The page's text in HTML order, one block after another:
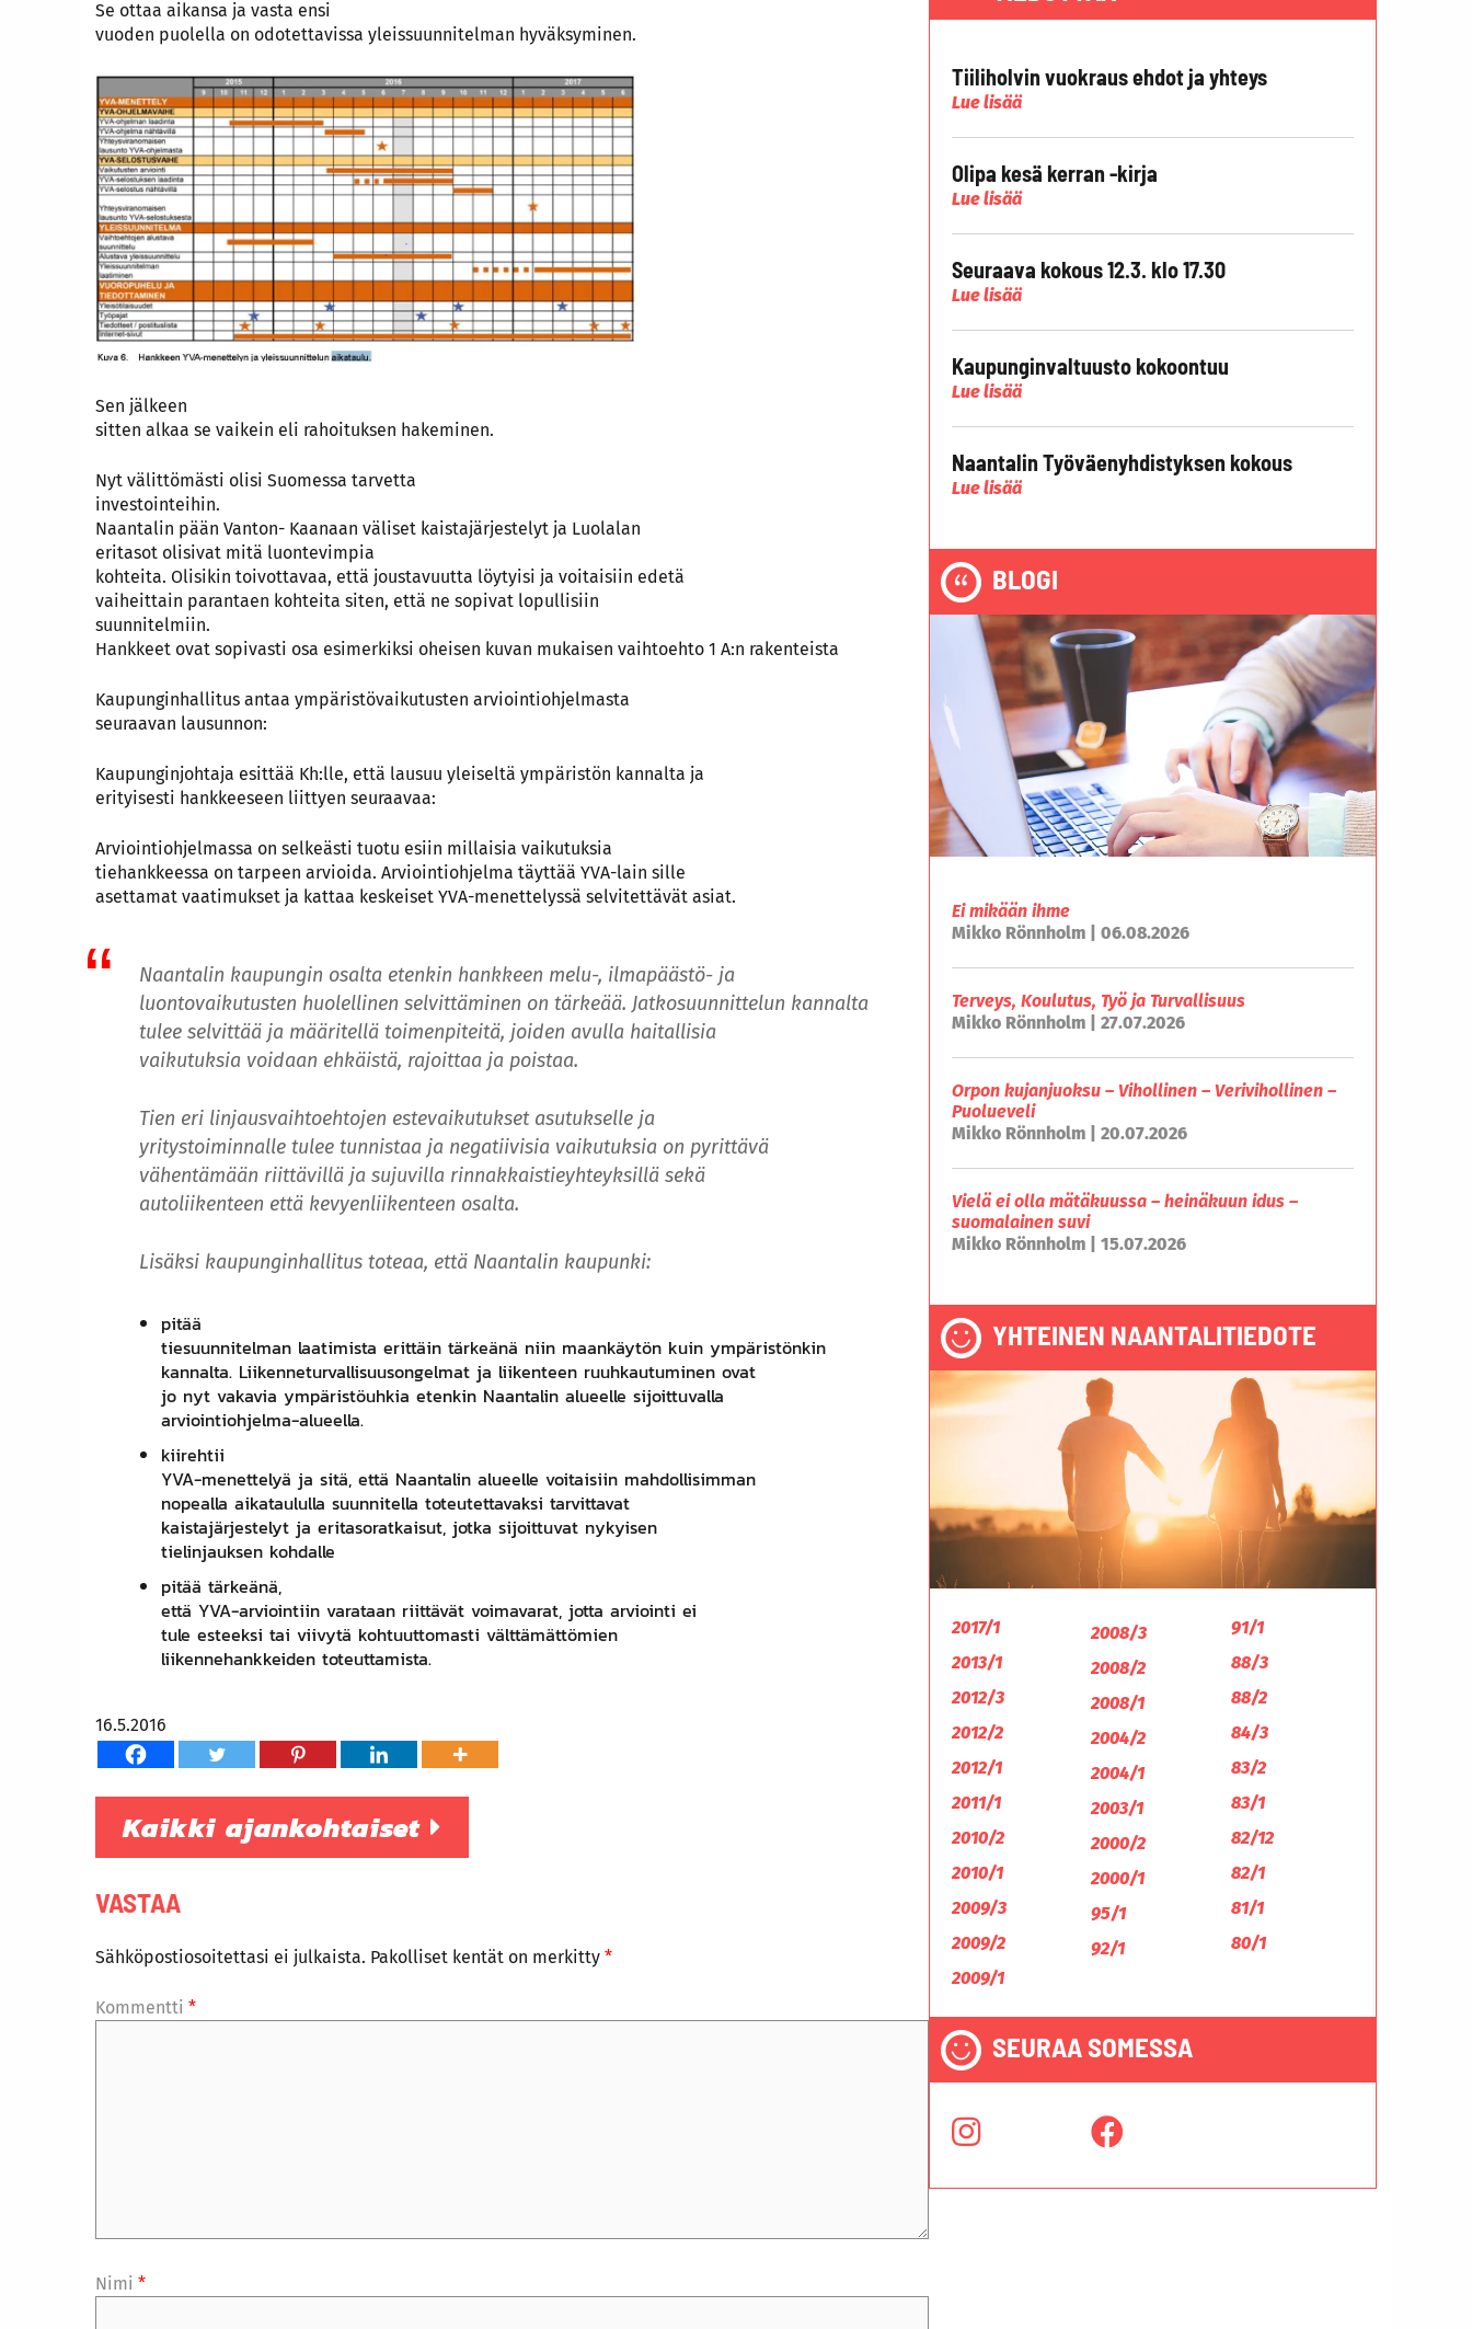
Se ottaa aikansa ja vasta ensi
vuoden puolella on odotettavissa yleissuunnitelman hyväksyminen.
Sen jälkeen
sitten alkaa se vaikein eli rahoituksen hakeminen.
Nyt välittömästi olisi Suomessa tarvetta
investointeihin.
Naantalin pään Vanton- Kaanaan väliset kaistajärjestelyt ja Luolalan
eritasot olisivat mitä luontevimpia
kohteita. Olisikin toivottavaa, että joustavuutta löytyisi ja voitaisiin edetä
vaiheittain parantaen kohteita siten, että ne sopivat lopullisiin
suunnitelmiin.
Hankkeet ovat sopivasti osa esimerkiksi oheisen kuvan mukaisen vaihtoehto 1 A:n rakenteista
Kaupunginhallitus antaa ympäristövaikutusten arviointiohjelmasta
seuraavan lausunnon:
Kaupunginjohtaja esittää Kh:lle, että lausuu yleiseltä ympäristön kannalta ja
erityisesti hankkeeseen liittyen seuraavaa:
Arviointiohjelmassa on selkeästi tuotu esiin millaisia vaikutuksia
tiehankkeessa on tarpeen arvioida. Arviointiohjelma täyttää YVA-lain sille
asettamat vaatimukset ja kattaa keskeiset YVA-menettelyssä selvitettävät asiat.
Naantalin kaupungin osalta etenkin hankkeen melu-, ilmapäästö- ja
luontovaikutusten huolellinen selvittäminen on tärkeää. Jatkosuunnittelun kannalta
tulee selvittää ja määritellä toimenpiteitä, joiden avulla haitallisia
vaikutuksia voidaan ehkäistä, rajoittaa ja poistaa.
Tien eri linjausvaihtoehtojen estevaikutukset asutukselle ja
yritystoiminnalle tulee tunnistaa ja negatiivisia vaikutuksia on pyrittävä
vähentämään riittävillä ja sujuvilla rinnakkaistieyhteyksillä sekä
autoliikenteen että kevyenliikenteen osalta.
Lisäksi kaupunginhallitus toteaa, että Naantalin kaupunki:
pitää
tiesuunnitelman laatimista erittäin tärkeänä niin maankäytön kuin ympäristönkin
kannalta. Liikenneturvallisuusongelmat ja liikenteen ruuhkautuminen ovat
jo nyt vakavia ympäristöuhkia etenkin Naantalin alueelle sijoittuvalla
arviointiohjelma-alueella.
kiirehtii
YVA-menettelyä ja sitä, että Naantalin alueelle voitaisiin mahdollisimman
nopealla aikataululla suunnitella toteutettavaksi tarvittavat
kaistajärjestelyt ja eritasoratkaisut, jotka sijoittuvat nykyisen
tielinjauksen kohdalle
pitää tärkeänä,
että YVA-arviointiin varataan riittävät voimavarat, jotta arviointi ei
tule esteeksi tai viivytä kohtuuttomasti välttämättömien
liikennehankkeiden toteuttamista.
16.5.2016
Kaikki ajankohtaiset
VASTAA
Sähköpostiosoitettasi ei julkaista. Pakolliset kentät on merkitty *
Kommentti *
Nimi *
Tiiliholvin vuokraus ehdot ja yhteys
Lue lisää
Olipa kesä kerran -kirja
Lue lisää
Seuraava kokous 12.3. klo 17.30
Lue lisää
Kaupunginvaltuusto kokoontuu
Lue lisää
Naantalin Työväenyhdistyksen kokous
Lue lisää
BLOGI
Ei mikään ihme
Mikko Rönnholm | 06.08.2026
Terveys, Koulutus, Työ ja Turvallisuus
Mikko Rönnholm | 27.07.2026
Orpon kujanjuoksu – Vihollinen – Verivihollinen –
Puolueveli
Mikko Rönnholm | 20.07.2026
Vielä ei olla mätäkuussa – heinäkuun idus –
suomalainen suvi
Mikko Rönnholm | 15.07.2026
YHTEINEN NAANTALITIEDOTE
2017/1
2013/1
2012/3
2012/2
2012/1
2011/1
2010/2
2010/1
2009/3
2009/2
2009/1
2008/3
2008/2
2008/1
2004/2
2004/1
2003/1
2000/2
2000/1
95/1
92/1
91/1
88/3
88/2
84/3
83/2
83/1
82/12
82/1
81/1
80/1
SEURAA SOMESSA